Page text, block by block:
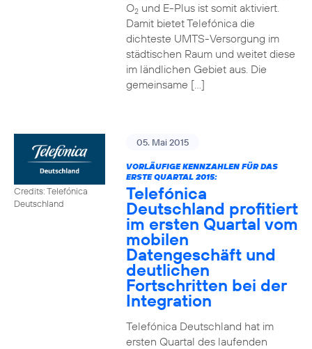
O2und E-Plus ist somit aktiviert.
Damit bietet Telefónica die
dichteste UMTS-Versorgung im
städtischen Raum und weitet diese
im ländlichen Gebiet aus. Die
gemeinsame […]
Credits: Telefónica
Deutschland
05. Mai 2015
VORLÄUFIGE KENNZAHLEN FÜR DAS
ERSTE QUARTAL 2015:
Telefónica
Deutschland profitiert
im ersten Quartal vom
mobilen
Datengeschäft und
deutlichen
Fortschritten bei der
Integration
Telefónica Deutschland hat im
ersten Quartal des laufenden